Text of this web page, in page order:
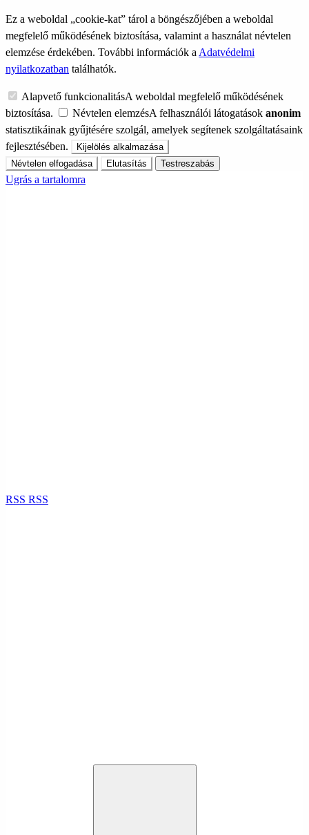
Ez a weboldal „cookie-kat” tárol a böngészőjében a weboldal
megfelelő működésének biztosítása, valamint a használat névtelen
elemzése érdekében. További információk a Adatvédelmi
nyilatkozatban találhatók.
Alapvető funkcionalitásA weboldal megfelelő működésének
biztosítása.
Névtelen elemzésA felhasználói látogatások anonim
statisztikáinak gyűjtésére szolgál, amelyek segítenek szolgáltatásaink
fejlesztésében.
Kijelölés alkalmazása
Névtelen elfogadása
Elutasítás Testreszabás
Ugrás a tartalomra
RSS RSS